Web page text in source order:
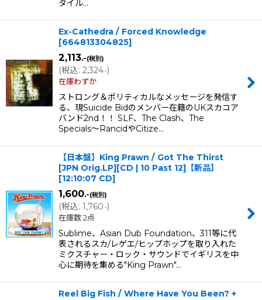
タイル…
Ex-Cathedra / Forced Knowledge
[664813304825]
2,113.-(税別)
(税込: 2,324.-)
在庫わずか
ストロング＆ポリティカルなメッセージを発信す
る、現Suicide Bidのメンバー在籍のUKスカコア
バンド2nd！！ SLF、The Clash、The
Specials〜RancidやCitize…
【日本盤】King Prawn / Got The Thirst
[JPN Orig.LP][CD | 10 Past 12]【新品】
[12:10:07 CD]
1,600.-(税別)
(税込: 1,760.-)
在庫数 2点
Sublime、Asian Dub Foundation、311等に代
表されるスカ/レゲエ/ヒップホップを取り入れた
ミクスチャー・ロック・サウンドでイギリスを中
心に期待を集める"King Prawn"…
Reel Big Fish / Where Have You Been? +